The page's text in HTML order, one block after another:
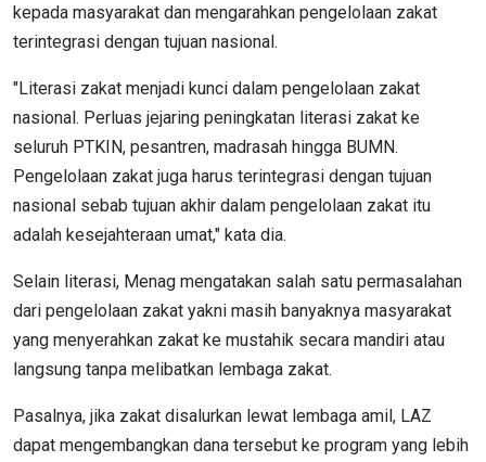
kepada masyarakat dan mengarahkan pengelolaan zakat
terintegrasi dengan tujuan nasional.
"Literasi zakat menjadi kunci dalam pengelolaan zakat
nasional. Perluas jejaring peningkatan literasi zakat ke
seluruh PTKIN, pesantren, madrasah hingga BUMN.
Pengelolaan zakat juga harus terintegrasi dengan tujuan
nasional sebab tujuan akhir dalam pengelolaan zakat itu
adalah kesejahteraan umat," kata dia.
Selain literasi, Menag mengatakan salah satu permasalahan
dari pengelolaan zakat yakni masih banyaknya masyarakat
yang menyerahkan zakat ke mustahik secara mandiri atau
langsung tanpa melibatkan lembaga zakat.
Pasalnya, jika zakat disalurkan lewat lembaga amil, LAZ
dapat mengembangkan dana tersebut ke program yang lebih